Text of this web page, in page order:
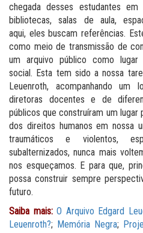
chegada desses estudantes em
bibliotecas, salas de aula,
aqui, eles buscam referências.
como meio de transmissão de
um arquivo público como
social. Esta tem sido a nossa
Leuenroth, acompanhando
diretoras docentes e de
públicos que construíram um lugar
dos direitos humanos em nossa
traumáticos e violentos,
subalternizados, nunca mais
nos esqueçamos. E para que,
possa construir sempre
futuro.
Saiba mais:O Arquivo Edgard
Leuenroth?; Memória Negra;